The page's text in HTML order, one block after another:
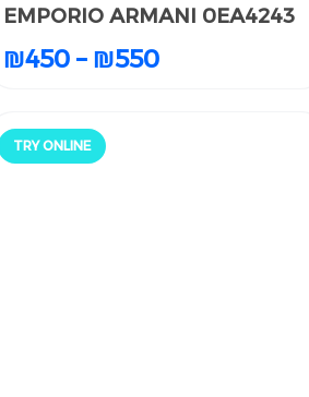
EMPORIO ARMANI 0EA4243
₪450 – ₪550
TRY ONLINE
EMPORIO ARMANI 0EA4243
₪450 – ₪550
جرّب أونلاين